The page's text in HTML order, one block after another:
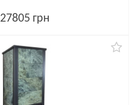
27805 грн